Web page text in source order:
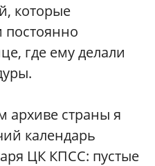
которые
постоянно
где ему делали
архиве страны я
календарь
ЦК КПСС: пустые